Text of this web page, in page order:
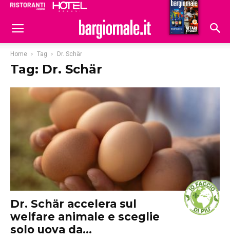
Hoteldomani
Home Tag Dr. Schär
Tag: Dr. Schär
Dr. Schär accelera sul
welfare animale e sceglie
solo uova da...